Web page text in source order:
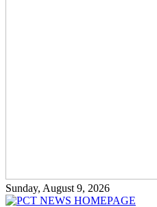
Sunday, August 9, 2026